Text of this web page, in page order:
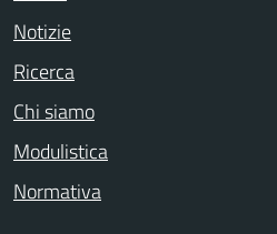
Notizie
Ricerca
Chi siamo
Modulistica
Normativa